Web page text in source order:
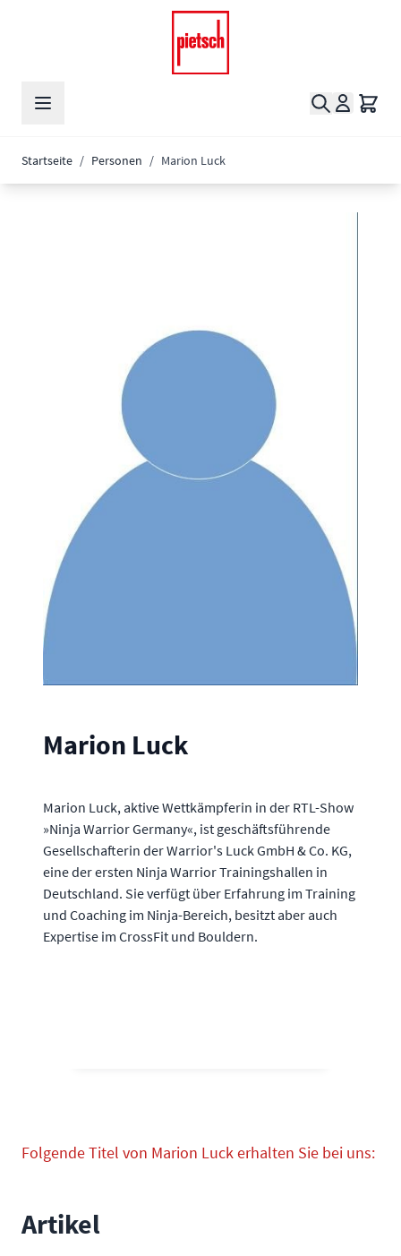
Suche
Startseite / Personen / Marion Luck
Marion Luck
Marion Luck, aktive Wettkämpferin in der RTL-Show
»Ninja Warrior Germany«, ist geschäftsführende
Gesellschafterin der Warrior's Luck GmbH & Co. KG,
eine der ersten Ninja Warrior Trainingshallen in
Deutschland. Sie verfügt über Erfahrung im Training
und Coaching im Ninja-Bereich, besitzt aber auch
Expertise im CrossFit und Bouldern.
Folgende Titel von Marion Luck erhalten Sie bei uns:
Artikel